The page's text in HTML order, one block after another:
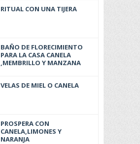
RITUAL CON UNA TIJERA
BAÑO DE FLORECIMIENTO
PARA LA CASA CANELA
,MEMBRILLO Y MANZANA
VELAS DE MIEL O CANELA
PROSPERA CON
CANELA,LIMONES Y
NARANJA